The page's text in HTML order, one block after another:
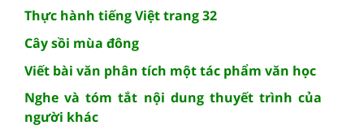
Thực hành tiếng Việt trang 32
Cây sồi mùa đông
Viết bài văn phân tích một tác phẩm văn học
Nghe và tóm tắt nội dung thuyết trình của
người khác